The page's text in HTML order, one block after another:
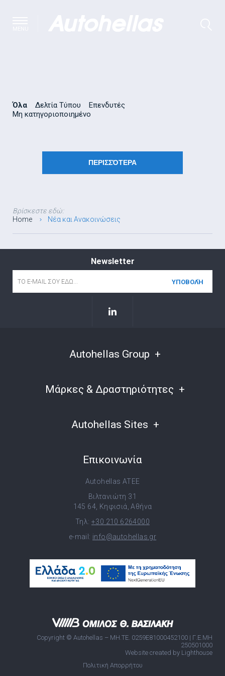
Όλα Δελτία Τύπου
Επενδυτές
Μη κατηγοριοποιημένο
ΠΕΡΙΣΣΌΤΕΡΑ
Βρίσκεστε εδώ:
Home
Νέα και Ανακοινώσεις
Newsletter
Autohellas Group
Μάρκες & Δραστηριότητες
Autohellas Sites
Επικοινωνία
Autohellas ATEE
Βιλτανιώτη 31
145 64, Κηφισιά, Αθήνα
Τηλ: +30 210 6264000
e-mail: info@autohellas.gr
Copyright © Autohellas – ΜΗ.ΤΕ. 0259E81000452100 | Γ.Ε.ΜΗ
250501000
Website created by Lighthouse
Πολιτική Απορρήτου